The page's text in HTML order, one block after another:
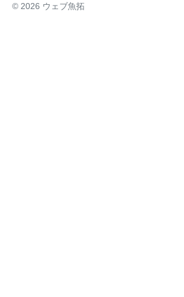
© 2026 ウェブ魚拓